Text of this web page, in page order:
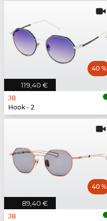
119,40 €
40 %
JB
Hook - 2
89,40 €
40 %
JB